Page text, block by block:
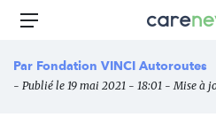
Aller
principal
Carenews,
des
Menu
Par Fondation VINCI Autoroutes
- Publié le 19 mai 2021 - 18:01 - Mise à